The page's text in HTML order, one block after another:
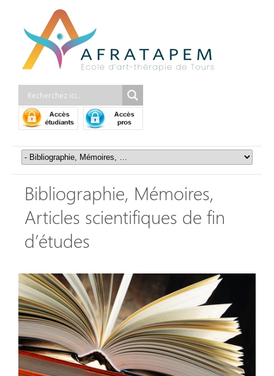
Bibliographie, Mémoires,
Articles scientifiques de fin
d’études